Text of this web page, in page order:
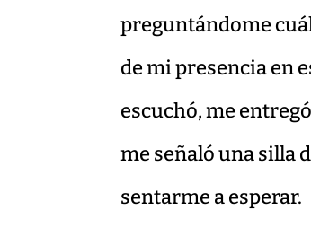
preguntándome
de mi presencia en
escuchó, me
me señaló una silla
sentarme a esperar.